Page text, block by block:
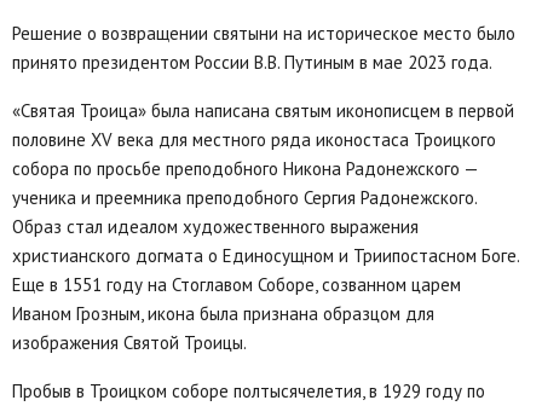
Решение о возвращении святыни на историческое место было
принято президентом России В.В. Путиным в мае 2023 года.
«Святая Троица» была написана святым иконописцем в первой
половине XV века для местного ряда иконостаса Троицкого
собора по просьбе преподобного Никона Радонежского —
ученика и преемника преподобного Сергия Радонежского.
Образ стал идеалом художественного выражения
христианского догмата о Единосущном и Триипостасном Боге.
Еще в 1551 году на Стоглавом Соборе, созванном царем
Иваном Грозным, икона была признана образцом для
изображения Святой Троицы.
Пробыв в Троицком соборе полтысячелетия, в 1929 году по